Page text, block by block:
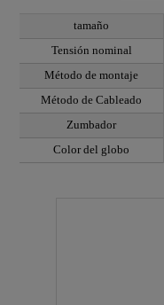
tamaño
Tensión nominal
Método de montaje
Método de Cableado
Zumbador
Color del globo